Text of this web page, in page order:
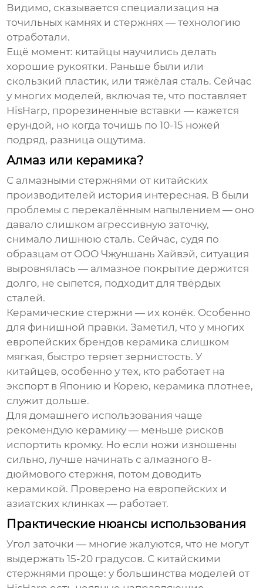
Видимо, сказывается специализация на
точильных камнях и стержнях — технологию
отработали.
Ещё момент: китайцы научились делать
хорошие рукоятки. Раньше были или
скользкий пластик, или тяжёлая сталь. Сейчас
у многих моделей, включая те, что поставляет
HisHarp, прорезиненные вставки — кажется
ерундой, но когда точишь по 10-15 ножей
подряд, разница ощутима.
Алмаз или керамика?
С алмазными стержнями от китайских
производителей история интересная. В были
проблемы с перекалённым напылением — оно
давало слишком агрессивную заточку,
снимало лишнюю сталь. Сейчас, судя по
образцам от ООО Чжуншань Хайвэй, ситуация
выровнялась — алмазное покрытие держится
долго, не сыпется, подходит для твёрдых
сталей.
Керамические стержни — их конёк. Особенно
для финишной правки. Заметил, что у многих
европейских брендов керамика слишком
мягкая, быстро теряет зернистость. У
китайцев, особенно у тех, кто работает на
экспорт в Японию и Корею, керамика плотнее,
служит дольше.
Для домашнего использования чаще
рекомендую керамику — меньше рисков
испортить кромку. Но если ножи изношены
сильно, лучше начинать с алмазного8-
дюймового стержня, потом доводить
керамикой. Проверено на европейских и
азиатских клинках — работает.
Практические нюансы использования
Угол заточки — многие жалуются, что не могут
выдержать 15-20 градусов. С китайскими
стержнями проще: у большинства моделей от